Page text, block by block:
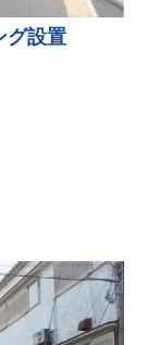
グ設置